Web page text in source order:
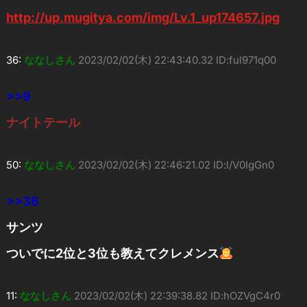
http://up.mugitya.com/img/Lv.1_up174657.jpg
36: ななしさん 2023/02/02(木) 22:43:40.32 ID:ful971q00
>>9
ナイトテール
50: ななしさん 2023/02/02(木) 22:46:21.02 ID:l/V0IgGn0
>>36
サンツ
ついでに2位と3位も教えてクレメンス
11: ななしさん 2023/02/02(木) 22:39:38.82 ID:hOZVgC4r0